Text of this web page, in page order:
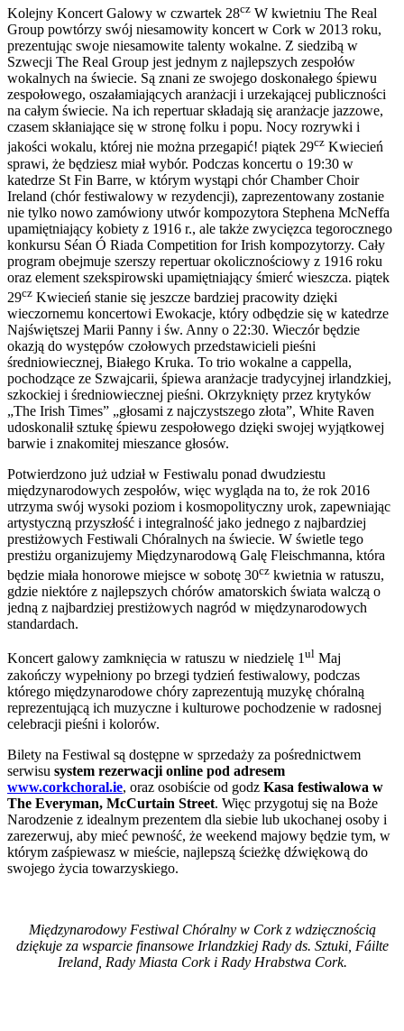
Kolejny Koncert Galowy w czwartek 28cz W kwietniu The Real
Group powtórzy swój niesamowity koncert w Cork w 2013 roku,
prezentując swoje niesamowite talenty wokalne. Z siedzibą w
Szwecji The Real Group jest jednym z najlepszych zespołów
wokalnych na świecie. Są znani ze swojego doskonałego śpiewu
zespołowego, oszałamiających aranżacji i urzekającej publiczności
na całym świecie. Na ich repertuar składają się aranżacje jazzowe,
czasem skłaniające się w stronę folku i popu. Nocy rozrywki i
jakości wokalu, której nie można przegapić! piątek 29cz Kwiecień
sprawi, że będziesz miał wybór. Podczas koncertu o 19:30 w
katedrze St Fin Barre, w którym wystąpi chór Chamber Choir
Ireland (chór festiwalowy w rezydencji), zaprezentowany zostanie
nie tylko nowo zamówiony utwór kompozytora Stephena McNeffa
upamiętniający kobiety z 1916 r., ale także zwycięzca tegorocznego
konkursu Séan Ó Riada Competition for Irish kompozytorzy. Cały
program obejmuje szerszy repertuar okolicznościowy z 1916 roku
oraz element szekspirowski upamiętniający śmierć wieszcza. piątek
29cz Kwiecień stanie się jeszcze bardziej pracowity dzięki
wieczornemu koncertowi Ewokacje, który odbędzie się w katedrze
Najświętszej Marii Panny i św. Anny o 22:30. Wieczór będzie
okazją do występów czołowych przedstawicieli pieśni
średniowiecznej, Białego Kruka. To trio wokalne a cappella,
pochodzące ze Szwajcarii, śpiewa aranżacje tradycyjnej irlandzkiej,
szkockiej i średniowiecznej pieśni. Okrzyknięty przez krytyków
„The Irish Times” „głosami z najczystszego złota”, White Raven
udoskonalił sztukę śpiewu zespołowego dzięki swojej wyjątkowej
barwie i znakomitej mieszance głosów.
Potwierdzono już udział w Festiwalu ponad dwudziestu
międzynarodowych zespołów, więc wygląda na to, że rok 2016
utrzyma swój wysoki poziom i kosmopolityczny urok, zapewniając
artystyczną przyszłość i integralność jako jednego z najbardziej
prestiżowych Festiwali Chóralnych na świecie. W świetle tego
prestiżu organizujemy Międzynarodową Galę Fleischmanna, która
będzie miała honorowe miejsce w sobotę 30cz kwietnia w ratuszu,
gdzie niektóre z najlepszych chórów amatorskich świata walczą o
jedną z najbardziej prestiżowych nagród w międzynarodowych
standardach.
Koncert galowy zamknięcia w ratuszu w niedzielę 1ul Maj
zakończy wypełniony po brzegi tydzień festiwalowy, podczas
którego międzynarodowe chóry zaprezentują muzykę chóralną
reprezentującą ich muzyczne i kulturowe pochodzenie w radosnej
celebracji pieśni i kolorów.
Bilety na Festiwal są dostępne w sprzedaży za pośrednictwem
serwisu system rezerwacji online pod adresem
www.corkchoral.ie, oraz osobiście od godz Kasa festiwalowa w
The Everyman, McCurtain Street. Więc przygotuj się na Boże
Narodzenie z idealnym prezentem dla siebie lub ukochanej osoby i
zarezerwuj, aby mieć pewność, że weekend majowy będzie tym, w
którym zaśpiewasz w mieście, najlepszą ścieżkę dźwiękową do
swojego życia towarzyskiego.
Międzynarodowy Festiwal Chóralny w Cork z wdzięcznością
dziękuje za wsparcie finansowe Irlandzkiej Rady ds. Sztuki, Fáilte
Ireland, Rady Miasta Cork i Rady Hrabstwa Cork.